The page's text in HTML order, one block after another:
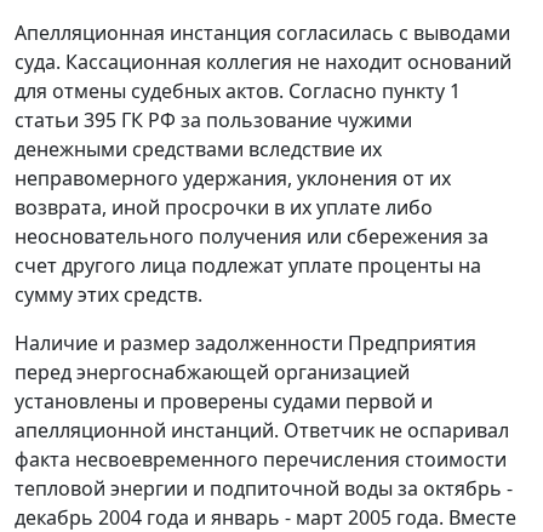
Апелляционная инстанция согласилась с выводами
суда. Кассационная коллегия не находит оснований
для отмены судебных актов. Согласно пункту 1
статьи 395 ГК РФ за пользование чужими
денежными средствами вследствие их
неправомерного удержания, уклонения от их
возврата, иной просрочки в их уплате либо
неосновательного получения или сбережения за
счет другого лица подлежат уплате проценты на
сумму этих средств.
Наличие и размер задолженности Предприятия
перед энергоснабжающей организацией
установлены и проверены судами первой и
апелляционной инстанций. Ответчик не оспаривал
факта несвоевременного перечисления стоимости
тепловой энергии и подпиточной воды за октябрь -
декабрь 2004 года и январь - март 2005 года. Вместе